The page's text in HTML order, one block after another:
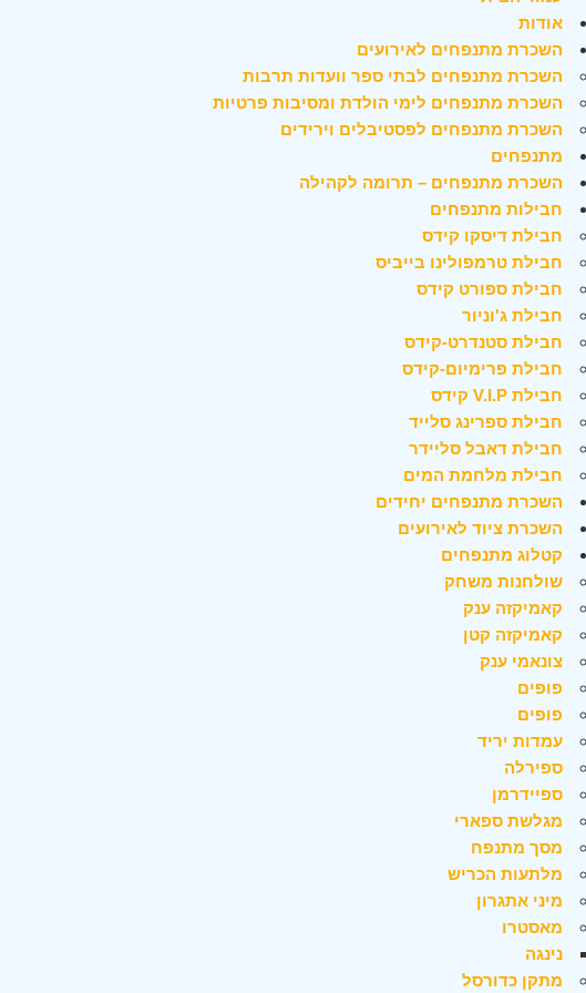
אודות
השכרת מתנפחים לאירועים
השכרת מתנפחים לבתי ספר וועדות תרבות
השכרת מתנפחים לימי הולדת ומסיבות פרטיות
השכרת מתנפחים לפסטיבלים וירידים
מתנפחים
השכרת מתנפחים – תרומה לקהילה
חבילות מתנפחים
חבילת דיסקו קידס
חבילת טרמפולינו בייביס
חבילת ספורט קידס
חבילת ג'וניור
חבילת סטנדרט-קידס
חבילת פרימיום-קידס
חבילת V.I.P קידס
חבילת ספרינג סלייד
חבילת דאבל סליידר
חבילת מלחמת המים
השכרת מתנפחים יחידים
השכרת ציוד לאירועים
קטלוג מתנפחים
שולחנות משחק
קאמיקזה ענק
קאמיקזה קטן
צונאמי ענק
פופים
פופים
עמדות יריד
ספירלה
ספיידרמן
מגלשת ספארי
מסך מתנפח
מלתעות הכריש
מיני אתגרון
מאסטרו
נינגה
מתקן כדורסל